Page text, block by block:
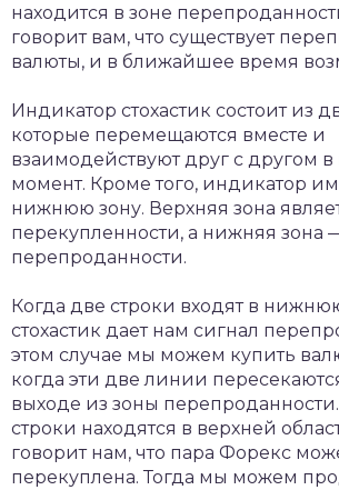
находится в зоне
говорит вам, что существует
валюты, и в ближайшее время
Индикатор стохастик состоит из
которые перемещаются вместе и
взаимодействуют друг с другом в
момент. Кроме того, индикатор
нижнюю зону. Верхняя зона
перекупленности, а нижняя зона
перепроданности.
Когда две строки входят в
стохастик дает нам сигнал
этом случае мы можем купить
когда эти две линии
выходе из зоны
строки находятся в верхней
говорит нам, что пара Форекс
перекуплена. Тогда мы можем